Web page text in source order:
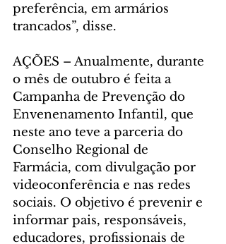
preferência, em armários
trancados”, disse.
AÇÕES – Anualmente, durante
o mês de outubro é feita a
Campanha de Prevenção do
Envenenamento Infantil, que
neste ano teve a parceria do
Conselho Regional de
Farmácia, com divulgação por
videoconferência e nas redes
sociais. O objetivo é prevenir e
informar pais, responsáveis,
educadores, profissionais de